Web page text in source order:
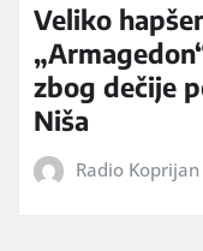
Veliko
zbog dečije
Niša
Radio Koprijan